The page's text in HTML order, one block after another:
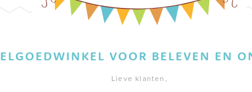
VOOR BELEVEN EN
Lieve klanten,